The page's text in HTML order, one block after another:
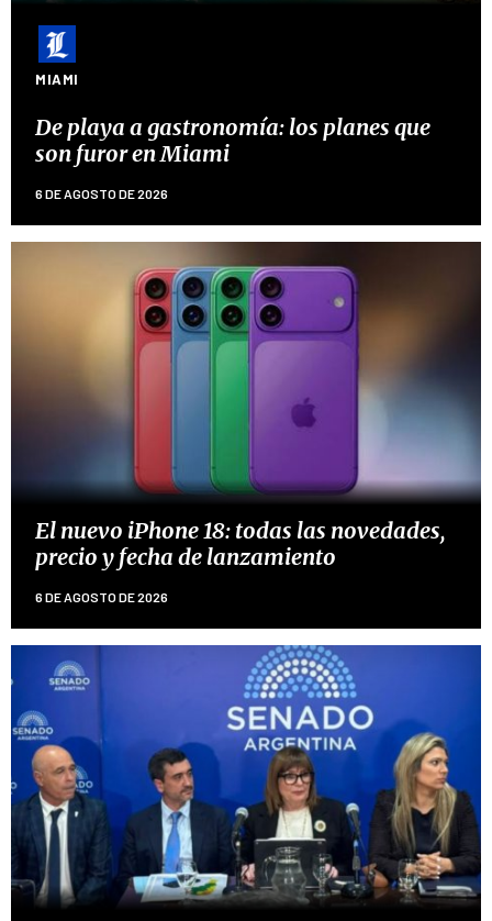
MIAMI
De playa a gastronomía: los planes que
son furor en Miami
6 DE AGOSTO DE 2026
El nuevo iPhone 18: todas las novedades,
precio y fecha de lanzamiento
6 DE AGOSTO DE 2026